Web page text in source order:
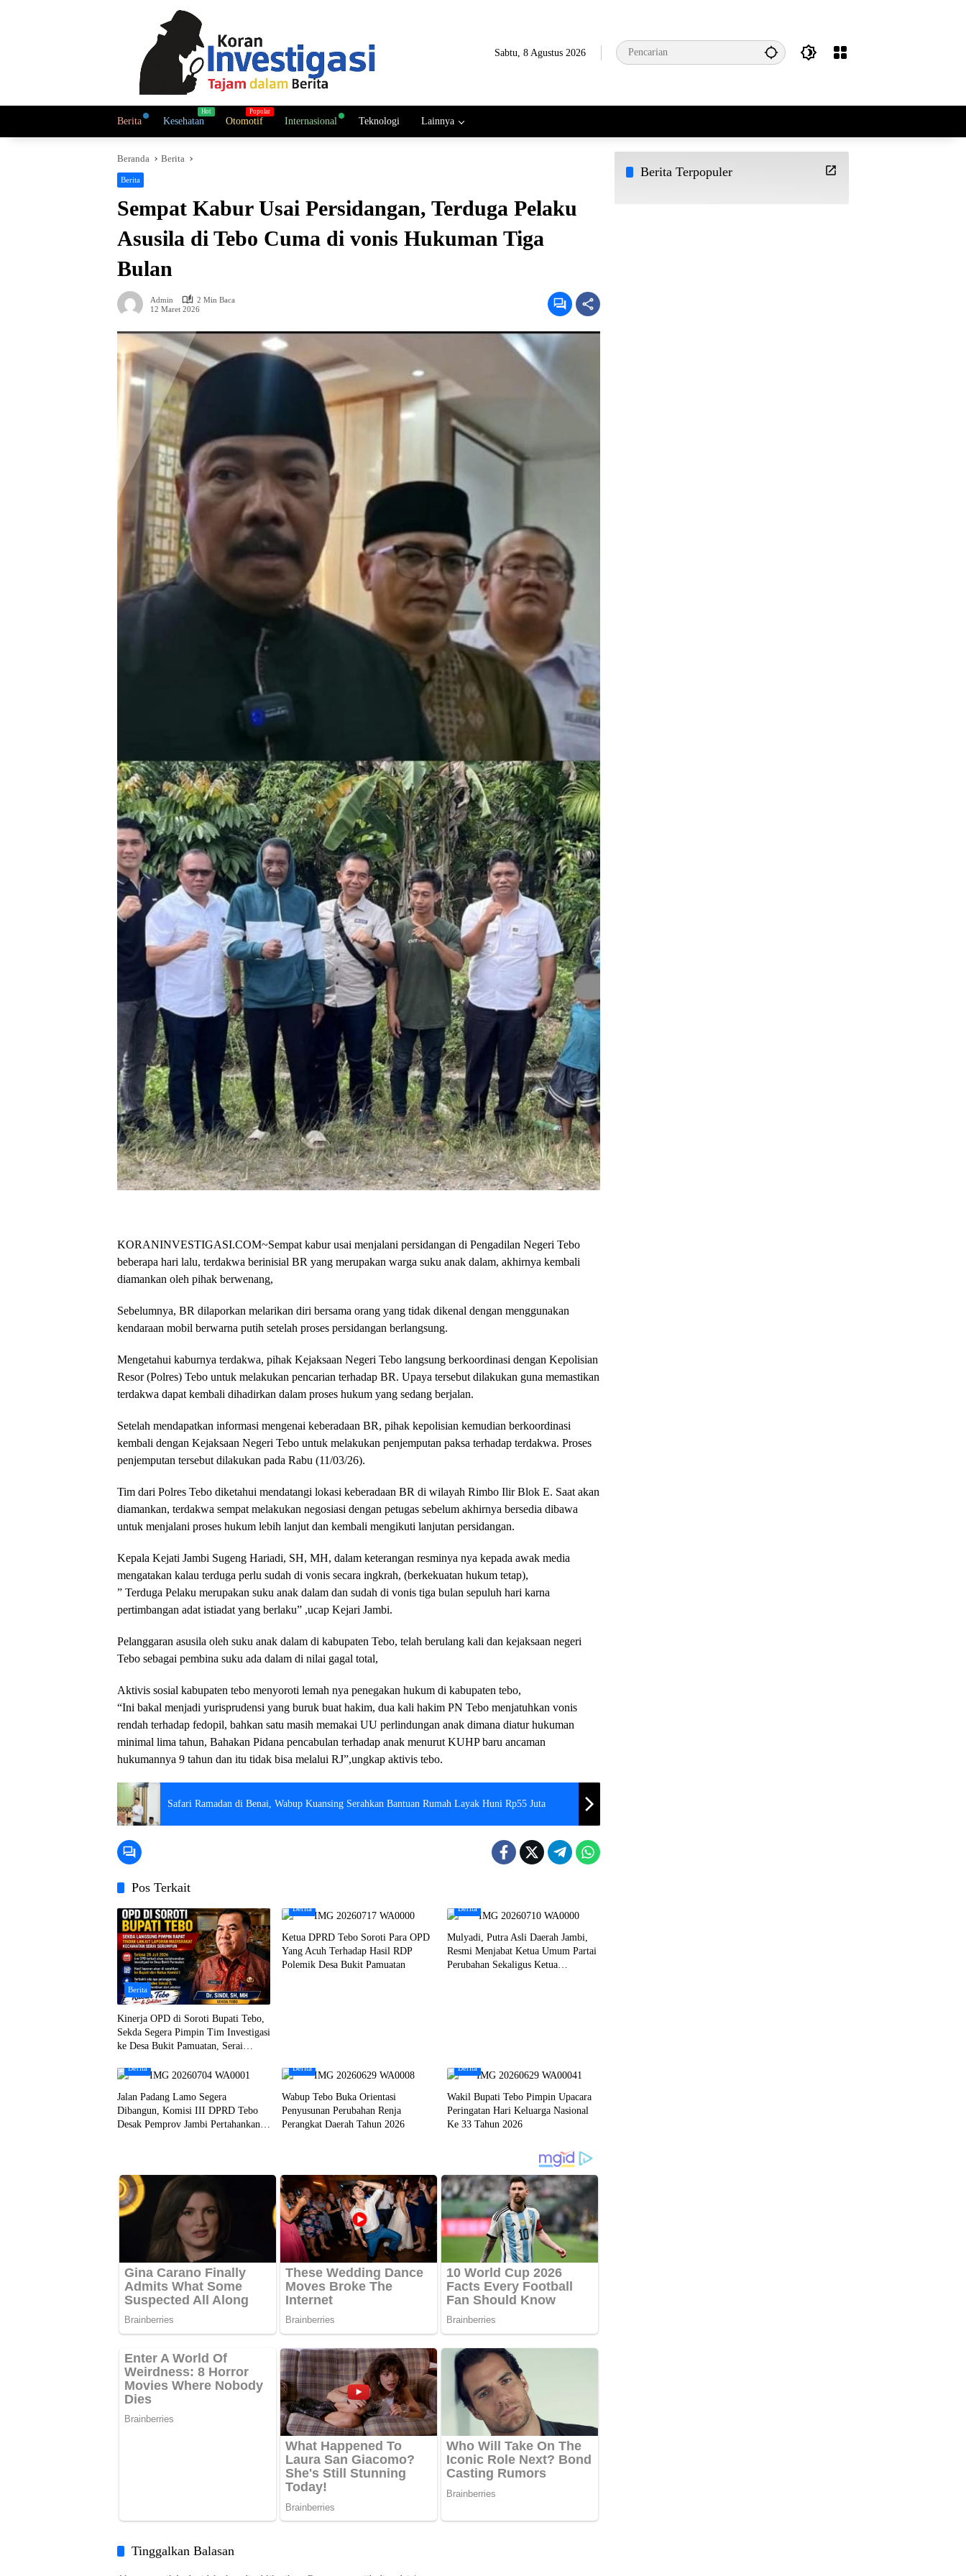
Sabtu, 8 Agustus 2026
Berita Kesehatan Otomotif Internasional Teknologi Lainnya
Beranda Berita
Berita
Sempat Kabur Usai Persidangan, Terduga Pelaku
Asusila di Tebo Cuma di vonis Hukuman Tiga
Bulan
Admin
2 Min Baca
12 Maret 2026
KORANINVESTIGASI.COM~Sempat kabur usai menjalani persidangan di Pengadilan Negeri Tebo
beberapa hari lalu, terdakwa berinisial BR yang merupakan warga suku anak dalam, akhirnya kembali
diamankan oleh pihak berwenang,
Sebelumnya, BR dilaporkan melarikan diri bersama orang yang tidak dikenal dengan menggunakan
kendaraan mobil berwarna putih setelah proses persidangan berlangsung.
Mengetahui kaburnya terdakwa, pihak Kejaksaan Negeri Tebo langsung berkoordinasi dengan Kepolisian
Resor (Polres) Tebo untuk melakukan pencarian terhadap BR. Upaya tersebut dilakukan guna memastikan
terdakwa dapat kembali dihadirkan dalam proses hukum yang sedang berjalan.
Setelah mendapatkan informasi mengenai keberadaan BR, pihak kepolisian kemudian berkoordinasi
kembali dengan Kejaksaan Negeri Tebo untuk melakukan penjemputan paksa terhadap terdakwa. Proses
penjemputan tersebut dilakukan pada Rabu (11/03/26).
Tim dari Polres Tebo diketahui mendatangi lokasi keberadaan BR di wilayah Rimbo Ilir Blok E. Saat akan
diamankan, terdakwa sempat melakukan negosiasi dengan petugas sebelum akhirnya bersedia dibawa
untuk menjalani proses hukum lebih lanjut dan kembali mengikuti lanjutan persidangan.
Kepala Kejati Jambi Sugeng Hariadi, SH, MH, dalam keterangan resminya nya kepada awak media
mengatakan kalau terduga perlu sudah di vonis secara ingkrah, (berkekuatan hukum tetap),
” Terduga Pelaku merupakan suku anak dalam dan sudah di vonis tiga bulan sepuluh hari karna
pertimbangan adat istiadat yang berlaku” ,ucap Kejari Jambi.
Pelanggaran asusila oleh suku anak dalam di kabupaten Tebo, telah berulang kali dan kejaksaan negeri
Tebo sebagai pembina suku ada dalam di nilai gagal total,
Aktivis sosial kabupaten tebo menyoroti lemah nya penegakan hukum di kabupaten tebo,
“Ini bakal menjadi yurisprudensi yang buruk buat hakim, dua kali hakim PN Tebo menjatuhkan vonis
rendah terhadap fedopil, bahkan satu masih memakai UU perlindungan anak dimana diatur hukuman
minimal lima tahun, Bahakan Pidana pencabulan terhadap anak menurut KUHP baru ancaman
hukumannya 9 tahun dan itu tidak bisa melalui RJ”,ungkap aktivis tebo.
Safari Ramadan di Benai, Wabup Kuansing Serahkan Bantuan Rumah Layak Huni Rp55 Juta
Pos Terkait
Berita
Kinerja OPD di Soroti Bupati Tebo,
Sekda Segera Pimpin Tim Investigasi
ke Desa Bukit Pamuatan, Serai
Berita
Ketua DPRD Tebo Soroti Para OPD
Yang Acuh Terhadap Hasil RDP
Polemik Desa Bukit Pamuatan
Berita
Mulyadi, Putra Asli Daerah Jambi,
Resmi Menjabat Ketua Umum Partai
Perubahan Sekaligus Ketua
Berita
Jalan Padang Lamo Segera
Dibangun, Komisi III DPRD Tebo
Desak Pemprov Jambi Pertahankan
Berita
Wabup Tebo Buka Orientasi
Penyusunan Perubahan Renja
Perangkat Daerah Tahun 2026
Berita
Wakil Bupati Tebo Pimpin Upacara
Peringatan Hari Keluarga Nasional
Ke 33 Tahun 2026
Tinggalkan Balasan
Berita Terpopuler